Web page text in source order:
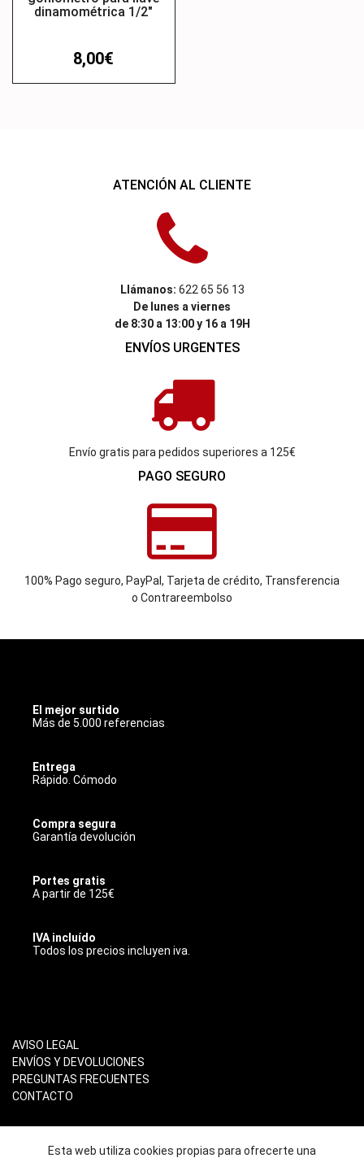
dinamométrica 1/2″
8,00€
ATENCIÓN AL CLIENTE
Llámanos: 622 65 56 13
De lunes a viernes
de 8:30 a 13:00 y 16 a 19H
ENVÍOS URGENTES
Envío gratis para pedidos superiores a 125€
PAGO SEGURO
100% Pago seguro, PayPal, Tarjeta de crédito, Transferencia
o Contrareembolso
El mejor surtido
Más de 5.000 referencias
Entrega
Rápido. Cómodo
Compra segura
Garantía devolución
Portes gratis
A partir de 125€
IVA incluído
Todos los precios incluyen iva.
AVISO LEGAL
ENVÍOS Y DEVOLUCIONES
PREGUNTAS FRECUENTES
CONTACTO
Esta web utiliza cookies propias para ofrecerte una